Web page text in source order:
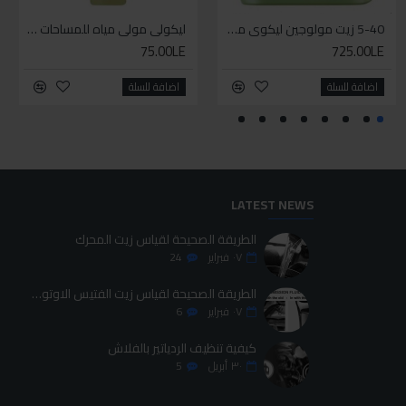
WD-40 مذلل صدأ 200 مل
95.00LE
اضافة للسلة
إيزي إكسترا باور لوب
425.00LE
اضافة للسلة
5-40 زيت مولوجين ليكوي مولي اخضر
725.00LE
اضافة للسلة
ليكولي مولي مياه للمساحات مركزة
75.00LE
اضافة للسلة
LATEST NEWS
الطريقة الصحيحة لقياس زيت المحرك
٠٧ فبراير 24
الطريقة الصحيحة لقياس زيت الفتيس الاوتوماتيك
٠٧ فبراير 6
كيفية تنظيف الردياتير بالفلاش
٣٠ أبريل 5